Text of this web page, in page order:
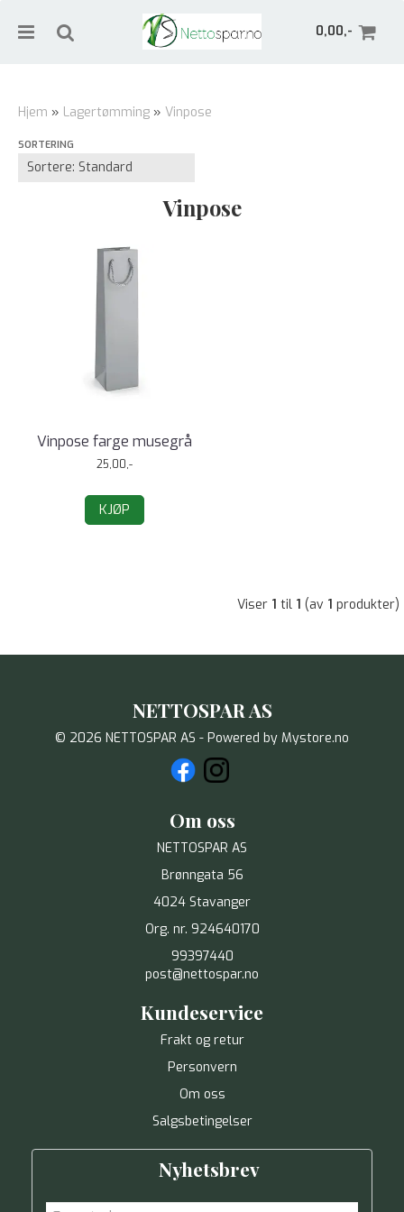
0,00,-
Hjem » Lagertømming » Vinpose
SORTERING
Vinpose
Vinpose farge musegrå
25,00,-
KJØP
Viser 1 til 1 (av 1 produkter)
NETTOSPAR AS
© 2026 NETTOSPAR AS - Powered by Mystore.no
Om oss
NETTOSPAR AS
Brønngata 56
4024 Stavanger
Org. nr. 924640170
99397440
post@nettospar.no
Kundeservice
Frakt og retur
Personvern
Om oss
Salgsbetingelser
Nyhetsbrev